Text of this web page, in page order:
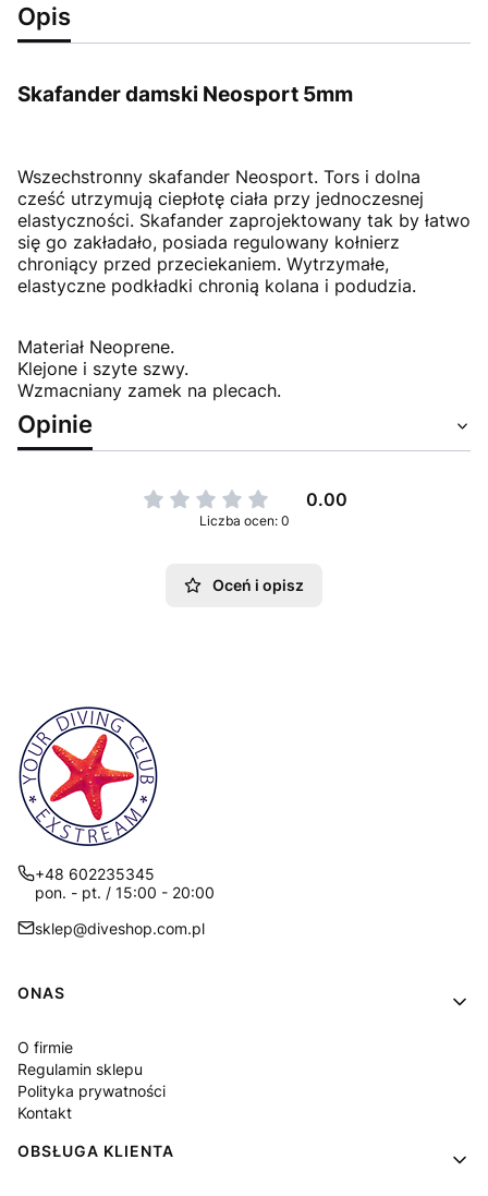
Opis
Skafander damski Neosport 5mm
Wszechstronny skafander Neosport. Tors i dolna
cześć utrzymują ciepłotę ciała przy jednoczesnej
elastyczności. Skafander zaprojektowany tak by łatwo
się go zakładało, posiada regulowany kołnierz
chroniący przed przeciekaniem. Wytrzymałe,
elastyczne podkładki chronią kolana i podudzia.
Materiał Neoprene.
Klejone i szyte szwy.
Wzmacniany zamek na plecach.
Opinie
0.00
Liczba ocen: 0
Oceń i opisz
+48 602235345
pon. - pt. / 15:00 - 20:00
sklep@diveshop.com.pl
Linki w stopce
ONAS
O firmie
Regulamin sklepu
Polityka prywatności
Kontakt
OBSŁUGA KLIENTA